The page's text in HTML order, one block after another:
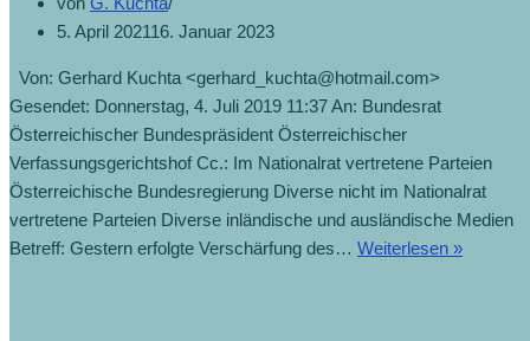
5. April 202116. Januar 2023
Von: Gerhard Kuchta <gerhard_kuchta@hotmail.com>
Gesendet: Donnerstag, 4. Juli 2019 11:37 An: Bundesrat
Österreichischer Bundespräsident Österreichischer
Verfassungsgerichtshof Cc.: Im Nationalrat vertretene Parteien
Österreichische Bundesregierung Diverse nicht im Nationalrat
vertretene Parteien Diverse inländische und ausländische Medien
Betreff: Gestern erfolgte Verschärfung des… Weiterlesen »